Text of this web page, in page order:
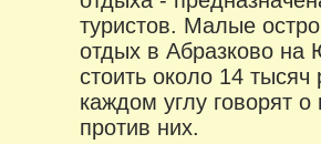
туристов. Малые
отдых в Абразково
стоить около 14
каждом углу говорят
против них.